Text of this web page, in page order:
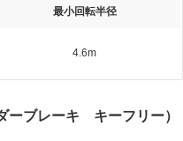
最小回転半径
4.6m
ーブレーキ キーフリー）